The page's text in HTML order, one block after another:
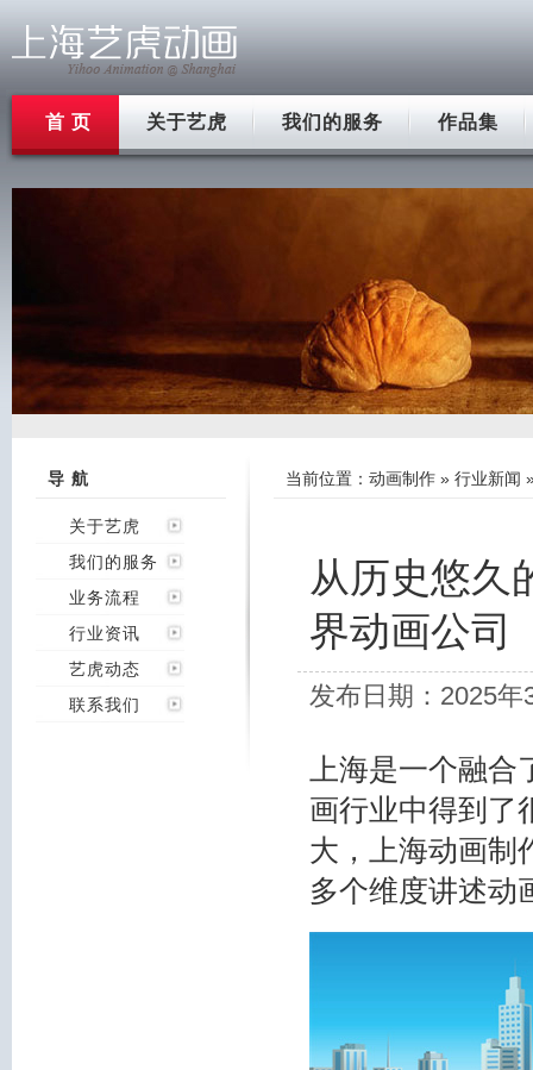
首 页 关于艺虎 我们的服务 作品集
导 航
关于艺虎
我们的服务
业务流程
行业资讯
艺虎动态
联系我们
当前位置： 动画制作 » 行业新闻
从历史悠久
界动画公司
发布日期：2025
上海是一个融
画行业中得到了
大，上海动画制
多个维度讲述动